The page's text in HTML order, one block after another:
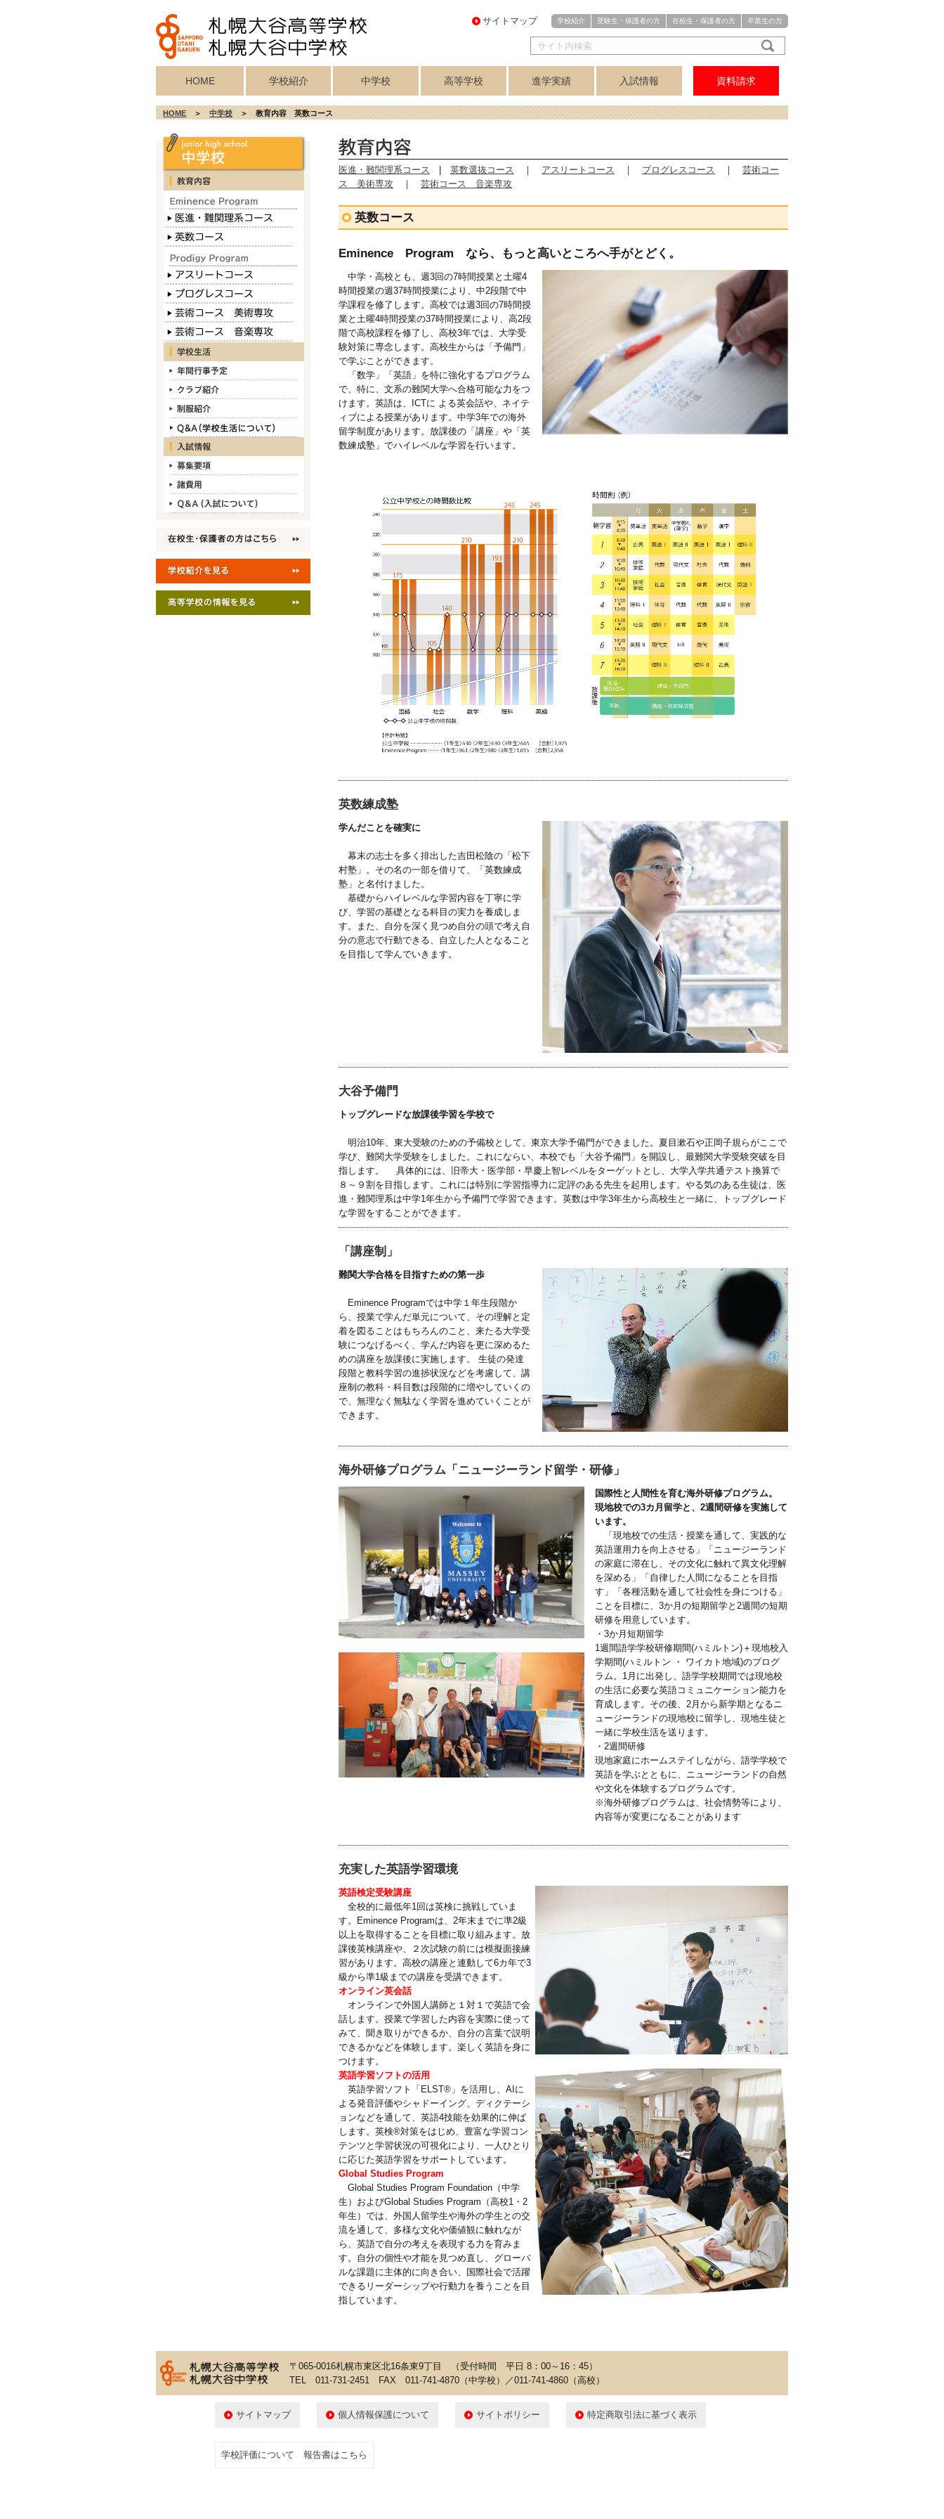
学校紹介 受験生・保護者の方 在校生・保護者の方 卒業生の方
サイトマップ
HOME 学校紹介
校長挨拶
教育目標・校訓
沿革
校歌・真宗宗歌・
記念歌
学校施設紹介
中学校
中学校トップ
医進・難関理系
コース
英数コース
アスリートコース
プログレスコース
芸術コース
美術専攻
芸術コース
音楽専攻
クラブ紹介
高等学校
高等学校トップ
学力重点コース
個性探求コース
音楽科
美術科
講座制
クラブ紹介
進学実績
合格実績
入試情報
中学
高校
アクセス
資料請求
HOME＞中学校＞ 教育内容 英数コース
医進・難関理系コース 英数選抜コース ｜ アスリートコース ｜ プログレスコース ｜ 芸術コー
ス 美術専攻 ｜ 芸術コース 音楽専攻
英数コース
Eminence Program なら、もっと高いところへ手がとどく。
中学・高校とも、週3回の7時間授業と土曜4
時間授業の週37時間授業により、中2段階で中
学課程を修了します。高校では週3回の7時間授
業と土曜4時間授業の37時間授業により、高2段
階で高校課程を修了し、高校3年では、大学受
験対策に専念します。高校生からは「予備門」
で学ぶことができます。
「数学」「英語」を特に強化するプログラム
で、特に、文系の難関大学へ合格可能な力をつ
けます。英語は、ICTに よる英会話や、ネイテ
ィブによる授業があります。中学3年での海外
留学制度があります。放課後の「講座」や「英
数練成塾」でハイレベルな学習を行います。
英数練成塾
学んだことを確実に
幕末の志士を多く排出した吉田松陰の「松下
村塾」。その名の一部を借りて、「英数練成
塾」と名付けました。
基礎からハイレベルな学習内容を丁寧に学
び、学習の基礎となる科目の実力を養成しま
す。また、自分を深く見つめ自分の頭で考え自
分の意志で行動できる、自立した人となること
を目指して学んでいきます。
大谷予備門
トップグレードな放課後学習を学校で
明治10年、東大受験のための予備校として、東京大学予備門ができました。夏目漱石や正岡子規らがここで
学び、難関大学受験をしました。これにならい、本校でも「大谷予備門」を開設し、最難関大学受験突破を目
指します。 具体的には、旧帝大・医学部・早慶上智レベルをターゲットとし、大学入学共通テスト換算で
８～９割を目指します。これには特別に学習指導力に定評のある先生を起用します。やる気のある生徒は、医
進・難関理系は中学1年生から予備門で学習できます。英数は中学3年生から高校生と一緒に、トップグレード
な学習をすることができます。
「講座制」
難関大学合格を目指すための第一歩
Eminence Programでは中学１年生段階か
ら、授業で学んだ単元について、その理解と定
着を図ることはもちろんのこと、来たる大学受
験につなげるべく、学んだ内容を更に深めるた
めの講座を放課後に実施します。 生徒の発達
段階と教科学習の進捗状況などを考慮して、講
座制の教科・科目数は段階的に増やしていくの
で、無理なく無駄なく学習を進めていくことが
できます。
海外研修プログラム「ニュージーランド留学・研修」
国際性と人間性を育む海外研修プログラム。
現地校での3カ月留学と、2週間研修を実施して
います。
「現地校での生活・授業を通して、実践的な
英語運用力を向上させる」「ニュージーランド
の家庭に滞在し、その文化に触れて異文化理解
を深める」「自律した人間になることを目指
す」「各種活動を通して社会性を身につける」
ことを目標に、3か月の短期留学と2週間の短期
研修を用意しています。
・3か月短期留学
1週間語学学校研修期間(ハミルトン)＋現地校入
学期間(ハミルトン ・ ワイカト地域)のプログ
ラム。1月に出発し、語学学校期間では現地校
の生活に必要な英語コミュニケーション能力を
育成します。その後、2月から新学期となるニ
ュージーランドの現地校に留学し、現地生徒と
一緒に学校生活を送ります。
・2週間研修
現地家庭にホームステイしながら、語学学校で
英語を学ぶとともに、ニュージーランドの自然
や文化を体験するプログラムです。
※海外研修プログラムは、社会情勢等により、
内容等が変更になることがあります
充実した英語学習環境
英語検定受験講座
全校的に最低年1回は英検に挑戦していま
す。Eminence Programは、2年末までに準2級
以上を取得することを目標に取り組みます。放
課後英検講座や、２次試験の前には模擬面接練
習があります。高校の講座と連動して6カ年で3
級から準1級までの講座を受講できます。
オンライン英会話
オンラインで外国人講師と１対１で英語で会
話します。授業で学習した内容を実際に使って
みて、聞き取りができるか、自分の言葉で説明
できるかなどを体験します。楽しく英語を身に
つけます。
英語学習ソフトの活用
英語学習ソフト「ELST®」を活用し、AIに
よる発音評価やシャドーイング、ディクテーシ
ョンなどを通して、英語4技能を効果的に伸ば
します。英検®対策をはじめ、豊富な学習コン
テンツと学習状況の可視化により、一人ひとり
に応じた英語学習をサポートしています。
Global Studies Program
Global Studies Program Foundation（中学
生）およびGlobal Studies Program（高校1・2
年生）では、外国人留学生や海外の学生との交
流を通して、多様な文化や価値観に触れなが
ら、英語で自分の考えを表現する力を育みま
す。自分の個性や才能を見つめ直し、グローバ
ルな課題に主体的に向き合い、国際社会で活躍
できるリーダーシップや行動力を養うことを目
指しています。
〒065-0016札幌市東区北16条東9丁目 （受付時間 平日 8：00～16：45）
TEL 011-731-2451 FAX 011-741-4870（中学校）／011-741-4860（高校）
サイトマップ 個人情報保護について サイトポリシー 特定商取引法に基づく表示
学校評価について 報告書はこちら